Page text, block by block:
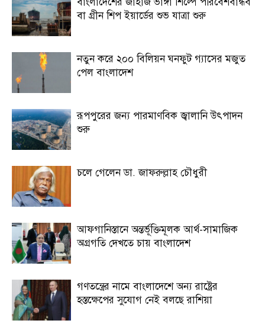
বা গ্রীন শিপ ইয়ার্ডের শুভ যাত্রা শুরু
নতুন করে ২০০ বিলিয়ন ঘনফুট গ্যাসের মজুত
পেল বাংলাদেশ
রূপপুরের জন্য পারমাণবিক জ্বালানি উৎপাদন
শুরু
চলে গেলেন ডা. জাফরুল্লাহ চৌধুরী
আফগানিস্তানে অন্তর্ভূক্তিমূলক আর্থ-সামাজিক
অগ্রগতি দেখতে চায় বাংলাদেশ
গণতন্ত্রের নামে বাংলাদেশে অন্য রাষ্ট্রের
হস্তক্ষেপের সুযোগ নেই বলছে রাশিয়া